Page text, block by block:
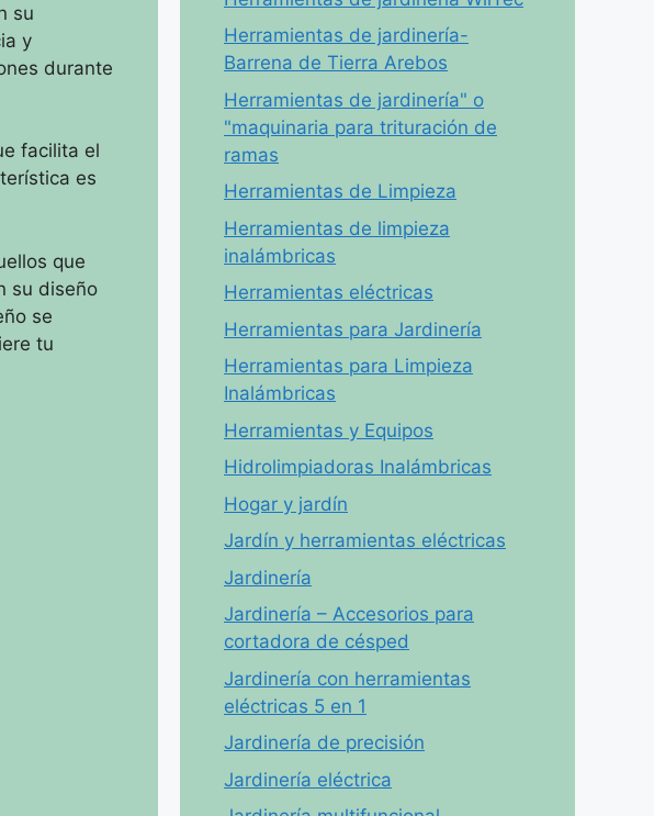
su
y
durante
facilita el
es
que
su diseño
se
tu
Herramientas de jardinería-
Barrena de Tierra Arebos
Herramientas de jardinería" o
"maquinaria para trituración de
ramas
Herramientas de Limpieza
Herramientas de limpieza
inalámbricas
Herramientas eléctricas
Herramientas para Jardinería
Herramientas para Limpieza
Inalámbricas
Herramientas y Equipos
Hidrolimpiadoras Inalámbricas
Hogar y jardín
Jardín y herramientas eléctricas
Jardinería
Jardinería – Accesorios para
cortadora de césped
Jardinería con herramientas
eléctricas 5 en 1
Jardinería de precisión
Jardinería eléctrica